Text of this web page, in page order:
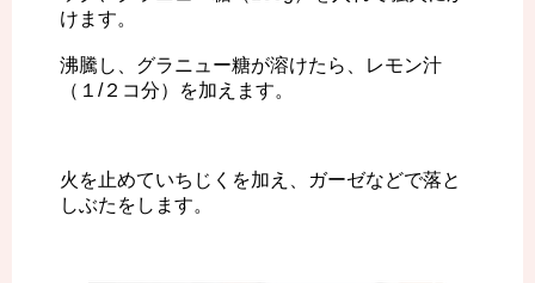
けます。
沸騰し、グラニュー糖が溶けたら、レモン汁
（１/２コ分）を加えます。
火を止めていちじくを加え、ガーゼなどで落と
しぶたをします。